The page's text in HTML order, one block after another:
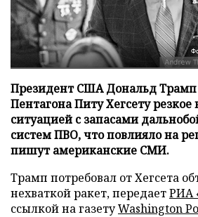
Президент США Дональд Трамп
Пентагона Питу Хегсету резкое
ситуацией с запасами
систем ПВО, что повлияло на
пишут американские СМИ.
Трамп потребовал от Хегсета
нехваткой ракет, передаетРИА
ссылкой на газетуWashington